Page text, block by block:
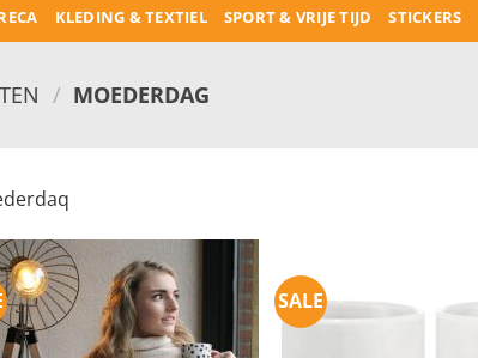
KLEDING & TEXTIEL SPORT & VRIJE TIJD STICKERS
/ MOEDERDAG
SALE